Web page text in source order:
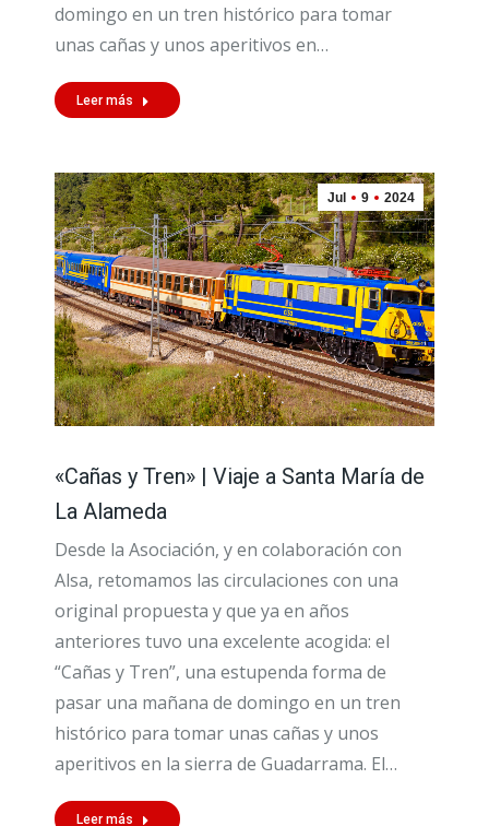
domingo en un tren histórico para tomar
unas cañas y unos aperitivos en…
Leer más
Jul 9 2024
«Cañas y Tren» | Viaje a Santa María de
La Alameda
Desde la Asociación, y en colaboración con
Alsa, retomamos las circulaciones con una
original propuesta y que ya en años
anteriores tuvo una excelente acogida: el
“Cañas y Tren”, una estupenda forma de
pasar una mañana de domingo en un tren
histórico para tomar unas cañas y unos
aperitivos en la sierra de Guadarrama. El…
Leer más